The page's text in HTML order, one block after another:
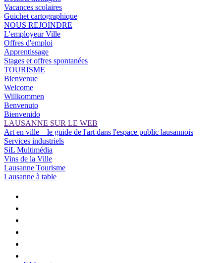
Vacances scolaires
Guichet cartographique
NOUS REJOINDRE
L'employeur Ville
Offres d'emploi
Apprentissage
Stages et offres spontanées
TOURISME
Bienvenue
Welcome
Willkommen
Benvenuto
Bienvenido
LAUSANNE SUR LE WEB
Art en ville – le guide de l'art dans l'espace public lausannois
Services industriels
SiL Multimédia
Vins de la Ville
Lausanne Tourisme
Lausanne à table